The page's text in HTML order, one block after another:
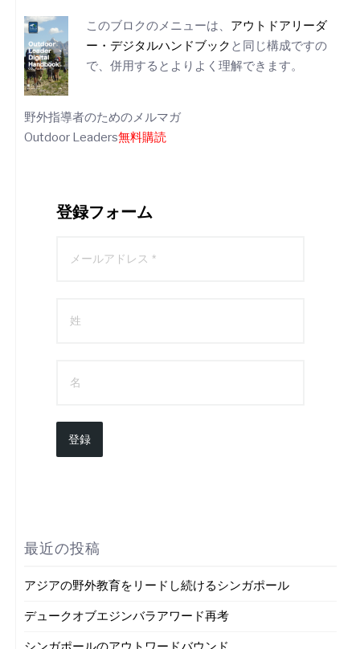
このブロクのメニューは、 アウトドアリーダ
ー・デジタルハンドブック と同じ構成ですの
で、併用するとよりよく理解できます。
野外指導者のためのメルマガ
Outdoor Leaders無料購読
登録フォーム
登録
最近の投稿
アジアの野外教育をリードし続けるシンガポール
デュークオブエジンバラアワード再考